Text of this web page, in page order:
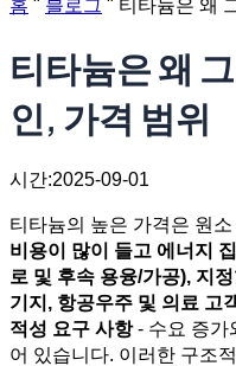
홈 " 블로그 " 티타늄은 왜
티타늄은 왜
인, 가격 범위
시간:2025-09-01
티타늄의 높은 가격은 원
비용이 많이 들고 에너지
로 및 후속 용융/가공), 지
기지, 항공우주 및 의료 고
적성 요구 사항- 수요 증가
어 있습니다. 이러한 구조